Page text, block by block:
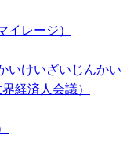
イレージ）
いけいざいじんかい
経済人会議）